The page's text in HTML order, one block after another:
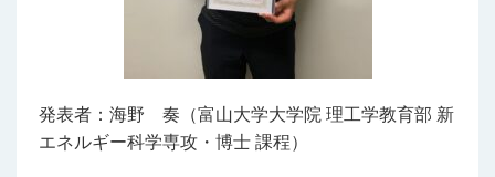
発表者：海野 奏（富山大学大学院 理工学教育部 新
エネルギー科学専攻・博士 課程）